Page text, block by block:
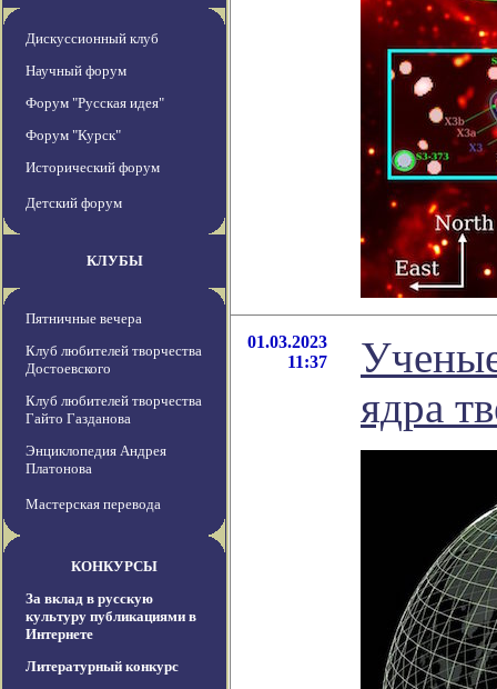
Дискуссионный клуб
Научный форум
Форум "Русская идея"
Форум "Курск"
Исторический форум
Детский форум
КЛУБЫ
Пятничные вечера
Клуб любителей творчества
Достоевского
Клуб любителей творчества
Гайто Газданова
Энциклопедия Андрея
Платонова
Мастерская перевода
КОНКУРСЫ
За вклад в русскую
культуру публикациями в
Интернете
Литературный конкурс
01.03.2023
11:37
ядра